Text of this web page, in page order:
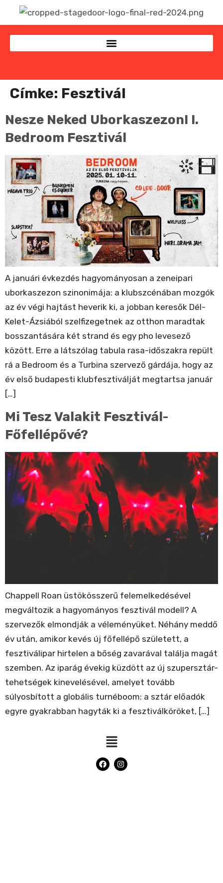
Címke: Fesztivál
Nesze Neked Uborkaszezon! I.
Bedroom Fesztivál
A januári évkezdés hagyományosan a zeneipari
uborkaszezon szinonimája: a klubszcénában mozgók
az év végi hajtást heverik ki, a jobban keresők Dél-
Kelet-Ázsiából szelfizegetnek az otthon maradtak
bosszantására két strand és egy pho levesező
között. Erre a látszólag tabula rasa-időszakra repült
rá a Bedroom és a Turbina szervező gárdája, hogy az
év első budapesti klubfesztiválját megtartsa január
[…]
Mi Tesz Valakit Fesztivál-
Főfellépővé?
Chappell Roan üstökösszerű felemelkedésével
megváltozik a hagyományos fesztivál modell? A
szervezők elmondják a véleményüket. Néhány meddő
év után, amikor kevés új főfellépő született, a
fesztiválipar hirtelen a bőség zavarával találja magát
szemben. Az iparág évekig küzdött az új szupersztár-
tehetségek kinevelésével, amelyet tovább
súlyosbított a globális turnéboom: a sztár előadók
egyre gyakrabban hagyták ki a fesztiválköröket, […]